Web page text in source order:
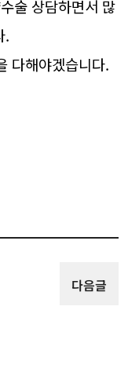
술 상담하면서 많
.
다해야겠습니다.
다음글